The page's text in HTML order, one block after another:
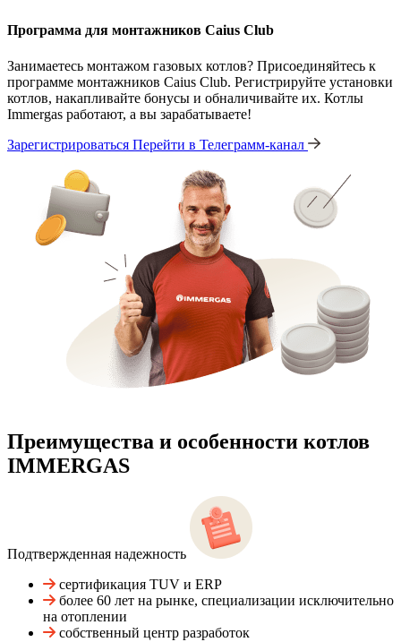
Программа для монтажников Caius Club
Занимаетесь монтажом газовых котлов? Присоединяйтесь к
программе монтажников Caius Club. Регистрируйте установки
котлов, накапливайте бонусы и обналичивайте их. Котлы
Immergas работают, а вы зарабатываете!
Зарегистрироваться Перейти в Телеграмм-канал
Преимущества и особенности котлов
IMMERGAS
Подтвержденная надежность
сертификация TUV и ERP
более 60 лет на рынке, специализации исключительно
на отоплении
собственный центр разработок